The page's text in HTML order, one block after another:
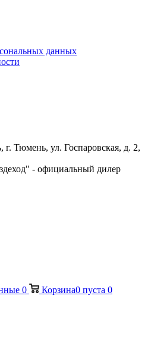
данных
г. Тюмень, ул. Госпаровская, д. 2,
- официальный дилер
0 Корзина0 пуста 0